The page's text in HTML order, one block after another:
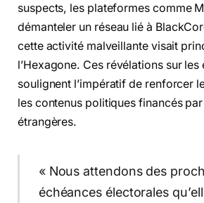
suspects, les plateformes comme
démanteler un réseau lié à
cette activité malveillante visait
l’Hexagone. Ces révélations sur
soulignent l’impératif de renforcer
les contenus politiques financés
étrangères.
« Nous attendons des
échéances électorales